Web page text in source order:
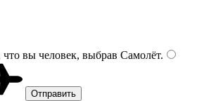
вы человек, выбрав Самолёт.